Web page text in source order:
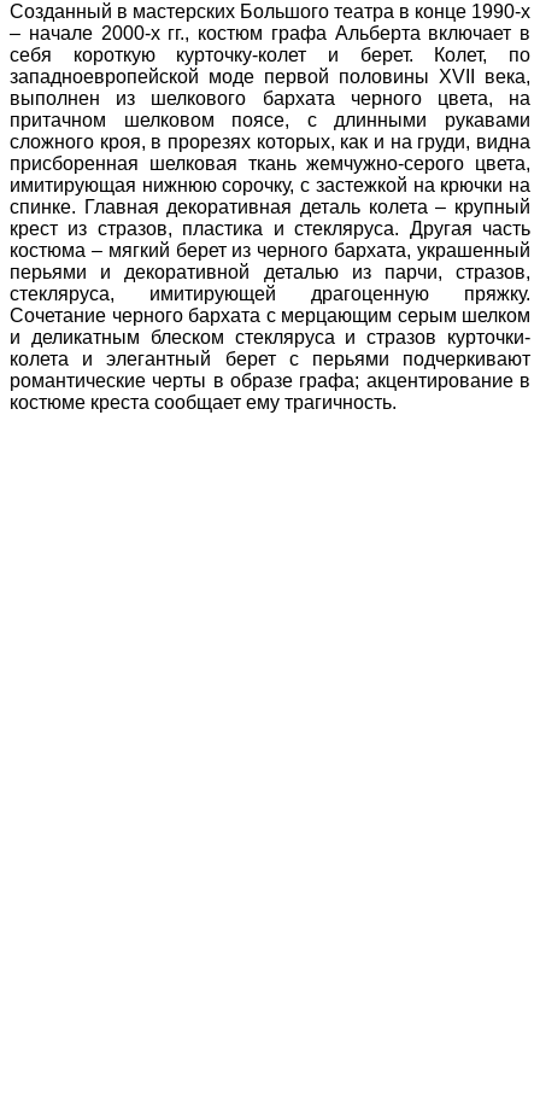
Созданный в мастерских Большого театра в конце 1990-х
– начале 2000-х гг., костюм графа Альберта включает в
себя короткую курточку-колет и берет. Колет, по
западноевропейской моде первой половины XVII века,
выполнен из шелкового бархата черного цвета, на
притачном шелковом поясе, с длинными рукавами
сложного кроя, в прорезях которых, как и на груди, видна
присборенная шелковая ткань жемчужно-серого цвета,
имитирующая нижнюю сорочку, с застежкой на крючки на
спинке. Главная декоративная деталь колета – крупный
крест из стразов, пластика и стекляруса. Другая часть
костюма – мягкий берет из черного бархата, украшенный
перьями и декоративной деталью из парчи, стразов,
стекляруса, имитирующей драгоценную пряжку.
Сочетание черного бархата с мерцающим серым шелком
и деликатным блеском стекляруса и стразов курточки-
колета и элегантный берет с перьями подчеркивают
романтические черты в образе графа; акцентирование в
костюме креста сообщает ему трагичность.